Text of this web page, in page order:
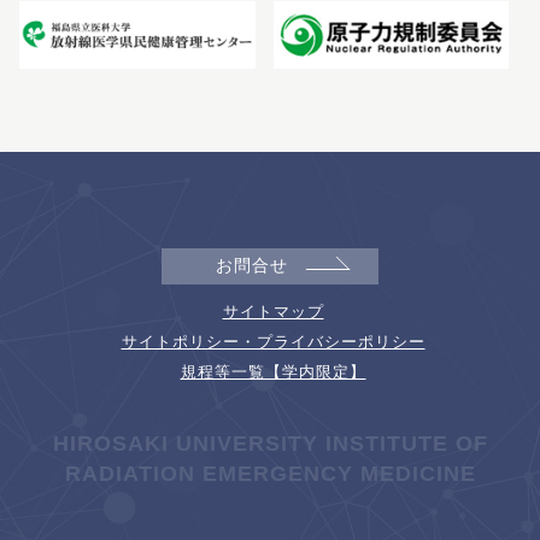
お問合せ
サイトマップ
サイトポリシー・プライバシーポリシー
規程等一覧【学内限定】
HIROSAKI UNIVERSITY INSTITUTE OF
RADIATION EMERGENCY MEDICINE